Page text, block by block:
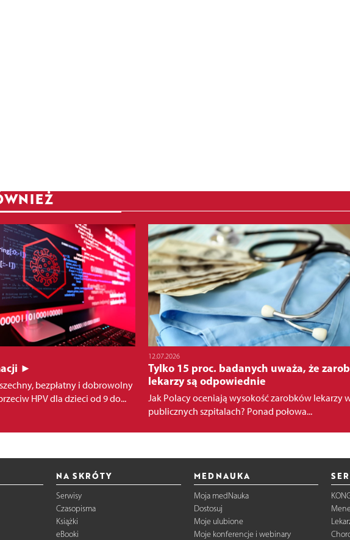
►
bezpłatny i dobrowolny
HPV dla dzieci od 9 do...
12.07.2026
Tylko 15 proc. badanych uważa, że
lekarzy są odpowiednie
Jak Polacy oceniają wysokość zarobków lekarzy
publicznych szpitalach? Ponad połowa...
NA SKRÓTY
Serwisy
Czasopisma
Książki
eBooki
MEDNAUKA
Moja medNauka
Dostosuj
Moje ulubione
Moje konferencje i webinary